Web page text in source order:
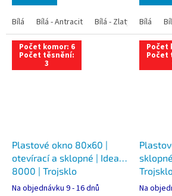
Bílá Bílá - Antracit Bílá - Zlatý dubBílá
Počet komor: 6
Počet těsnění:
3
Plastové okno 80x60 |
otevírací a sklopné | Ideal
8000 | Trojsklo
Na objednávku 9 - 16 dnů
Počet
Počet
Na